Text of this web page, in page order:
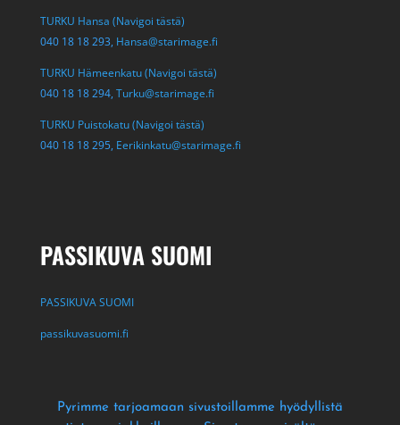
TURKU Hansa (Navigoi tästä)
040 18 18 293, Hansa@starimage.fi
TURKU Hämeenkatu (Navigoi tästä)
040 18 18 294, Turku@starimage.fi
TURKU Puistokatu (Navigoi tästä)
040 18 18 295, Eerikinkatu@starimage.fi
PASSIKUVA SUOMI
PASSIKUVA SUOMI
passikuvasuomi.fi
Pyrimme tarjoamaan sivustoillamme hyödyllistä